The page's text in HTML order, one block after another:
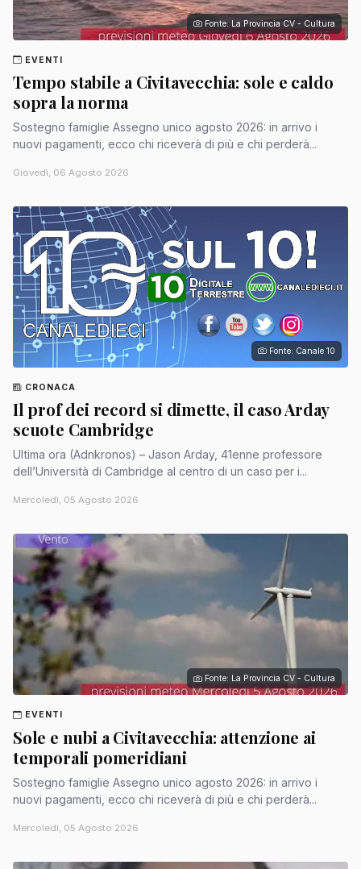
Fonte: La Provincia CV - Cultura
EVENTI
Tempo stabile a Civitavecchia: sole e caldo
sopra la norma
Sostegno famiglie Assegno unico agosto 2026: in arrivo i
nuovi pagamenti, ecco chi riceverà di più e chi perderà...
Giovedì, 06 Agosto 2026
Fonte: Canale 10
CRONACA
Il prof dei record si dimette, il caso Arday
scuote Cambridge
Ultima ora (Adnkronos) – Jason Arday, 41enne professore
dell’Università di Cambridge al centro di un caso per i...
Mercoledì, 05 Agosto 2026
Fonte: La Provincia CV - Cultura
EVENTI
Sole e nubi a Civitavecchia: attenzione ai
temporali pomeridiani
Sostegno famiglie Assegno unico agosto 2026: in arrivo i
nuovi pagamenti, ecco chi riceverà di più e chi perderà...
Mercoledì, 05 Agosto 2026